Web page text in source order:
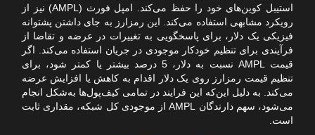
استیبل کوین‌های خود را حفظ می‌کند. امپل فورث (AMPL) نیز از
رویکرد مشابهی استفاده می‌کند. این رمزارز به جای داشتن پشتوانه‌
فیزیکی یک دلار، برای پاسخگویی به تغییرات در عرضه و تقاضا از
فرآیندی برای تنظیم خودکار موجودی در جریان استفاده می‌کند. اگر
قیمت AMPL نسبت به دلار، 5 درصد بیشتر یا کمتر شود، برای
تنظیم قیمت رمزارز روی یک دلار اقدام به کاهش یا افزایش عرضه
می‌کند. به دلیل این‌که این فرایند در تمامی کیف‌پول‌ها به‌شکل انجام
می‌شود، سهم دارندگان AMPL از موجودی کل شبکه، مقداری ثابت
است.